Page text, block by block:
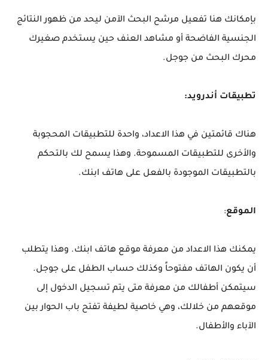
بإمكانك هنا تفعيل مرشح البحث الآمن ليحد من ظهور النتائج
الجنسية الفاضحة أو مشاهد العنف حين يستخدم صغيرك
محرك البحث من جوجل.
تطبيقات أندرويد:
هناك قائمتين في هذا الاعداد، واحدة للتطبيقات المحجوبة
والأخرى للتطبيقات المسموحة. وهذا يسمح لك بالتحكم
بالتطبيقات الموجودة بالفعل على هاتف ابنك.
الموقع:
يمكنك هذا الاعداد من معرفة موقع هاتف ابنك. وهذا يتطلب
أن يكون الهاتف مفتوحاً وكذلك حساب الطفل على جوجل.
سيتمكن أطفالك من معرفة متى يتم تسجيل الدخول إلى
موقعهم من خلالك، وهي خاصية لطيفة تفتح باب الحوار بين
الآباء والأطفال.